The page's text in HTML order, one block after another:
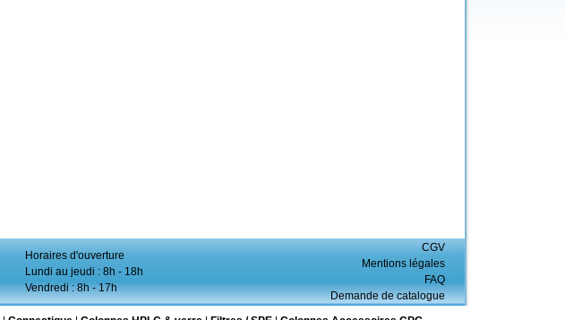
Horaires d'ouverture
Lundi au jeudi : 8h - 18h
Vendredi : 8h - 17h
CGV
Mentions légales
FAQ
Demande de catalogue